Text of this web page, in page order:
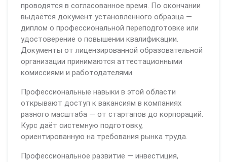
проводятся в согласованное время. По окончании
выдаётся документ установленного образца —
диплом о профессиональной переподготовке или
удостоверение о повышении квалификации.
Документы от лицензированной образовательной
организации принимаются аттестационными
комиссиями и работодателями.
Профессиональные навыки в этой области
открывают доступ к вакансиям в компаниях
разного масштаба — от стартапов до корпораций.
Курс даёт системную подготовку,
ориентированную на требования рынка труда.
Профессиональное развитие — инвестиция,